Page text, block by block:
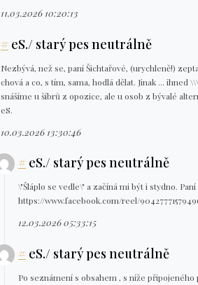
11.03.2026 10:20:13
# eS./ starý pes neutrálně
Nezbývá, než se, paní Šichtařové, (urychleně!)
chová a co, s tím, sama, hodlá dělat. Jinak ... ihned
snášíme u šíbrů z opozice, ale u osob z bývalé
eS.
10.03.2026 13:30:46
# eS./ starý pes neutrálně
\"Šláplo se vedle\" a začíná mi být i stydno.
https://www.facebook.com/reel/
12.03.2026 05:33:15
# eS./ starý pes neutrálně
Po seznámení s obsahem , s níže připojeného